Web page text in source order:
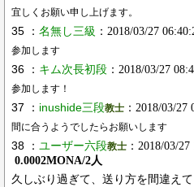
宜しくお願い申し上げます。
35 ： 名無し三級 ：2018/03/27
参加します
36 ： キム次長初段 ：2018/03/27
参加します！
37 ： inushide三段教士 ：2018/03/27
間に合うようでしたらお願いします
38 ： ユーザー六段教士 ：2018/03/
0.0002MONA/2人
久しぶり過ぎて、送り方を間違えて